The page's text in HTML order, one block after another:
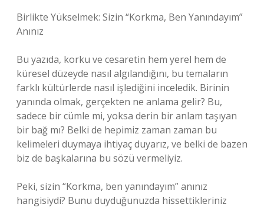
Birlikte Yükselmek: Sizin “Korkma, Ben Yanındayım”
Anınız
Bu yazıda, korku ve cesaretin hem yerel hem de
küresel düzeyde nasıl algılandığını, bu temaların
farklı kültürlerde nasıl işlediğini inceledik. Birinin
yanında olmak, gerçekten ne anlama gelir? Bu,
sadece bir cümle mi, yoksa derin bir anlam taşıyan
bir bağ mı? Belki de hepimiz zaman zaman bu
kelimeleri duymaya ihtiyaç duyarız, ve belki de bazen
biz de başkalarına bu sözü vermeliyiz.
Peki, sizin “Korkma, ben yanındayım” anınız
hangisiydi? Bunu duyduğunuzda hissettikleriniz